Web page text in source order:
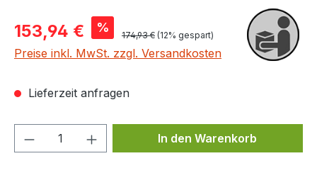
Verkaufspreis:
153,94 € % Regulärer Preis:
174,93 € (12% gespart)
Preise inkl. MwSt. zzgl. Versandkosten
Lieferzeit anfragen
Produkt Anzahl: Gib denIn den Warenkorb